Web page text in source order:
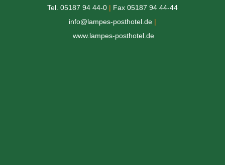
Tel. 05187 94 44-0 | Fax 05187 94 44-44
info@lampes-posthotel.de |
www.lampes-posthotel.de